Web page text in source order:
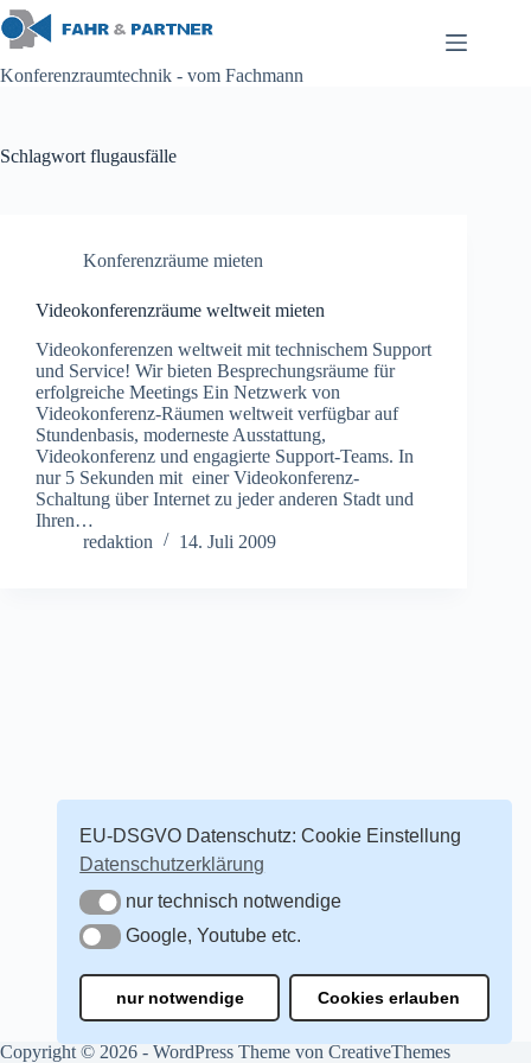
Zum
Inhalt
springen
Konferenzraumtechnik - vom Fachmann
Schlagwort flugausfälle
Konferenzräume mieten
Videokonferenzräume weltweit mieten
Videokonferenzen weltweit mit technischem Support
und Service! Wir bieten Besprechungsräume für
erfolgreiche Meetings Ein Netzwerk von
Videokonferenz-Räumen weltweit verfügbar auf
Stundenbasis, moderneste Ausstattung,
Videokonferenz und engagierte Support-Teams. In
nur 5 Sekunden mit einer Videokonferenz-
Schaltung über Internet zu jeder anderen Stadt und
Ihren…
redaktion
14. Juli 2009
Copyright © 2026 - WordPress Theme von CreativeThemes
EU-DSGVO Datenschutz: Cookie Einstellung
Datenschutzerklärung
nur technisch notwendige
nur technisch notwendige
Google, Youtube etc.
Google, Youtube etc.
nur notwendige Cookies erlauben